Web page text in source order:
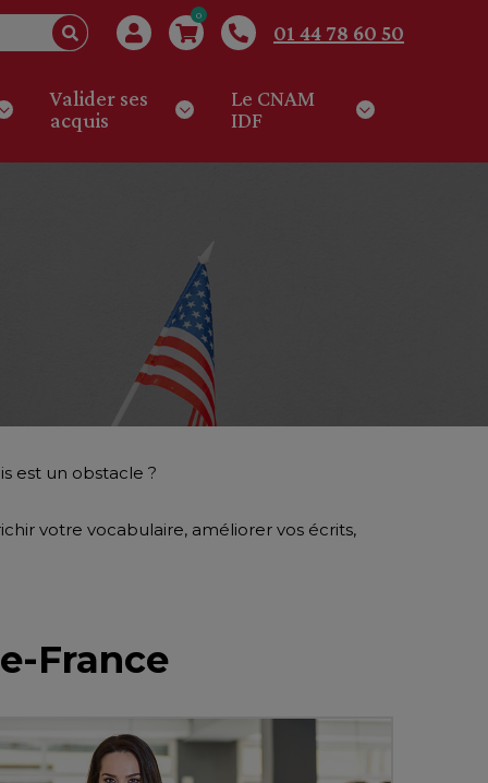
0
01 44 78 60 50
Valider ses
acquis
Le CNAM
IDF
est un obstacle ?
votre vocabulaire, améliorer vos écrits,
France